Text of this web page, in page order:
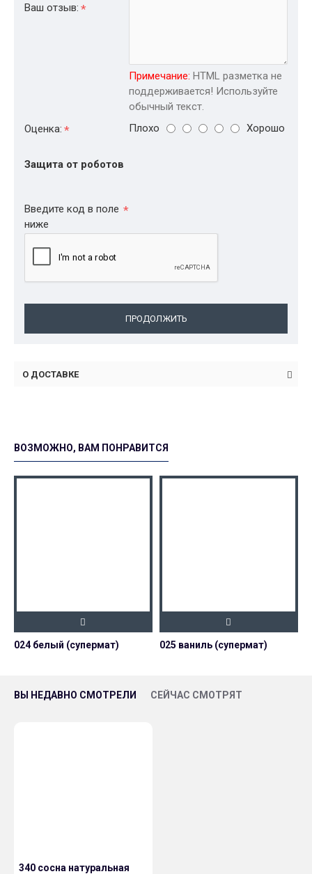
Ваш отзыв:
Примечание: HTML разметка не
поддерживается! Используйте
обычный текст.
Оценка:
Плохо Хорошо
Защита от роботов
Введите код в поле
ниже
ПРОДОЛЖИТЬ
О ДОСТАВКЕ
ВОЗМОЖНО, ВАМ ПОНРАВИТСЯ
024 белый (супермат) 025 ваниль (супермат)
ВЫ НЕДАВНО СМОТРЕЛИ СЕЙЧАС СМОТРЯТ
340 сосна натуральная